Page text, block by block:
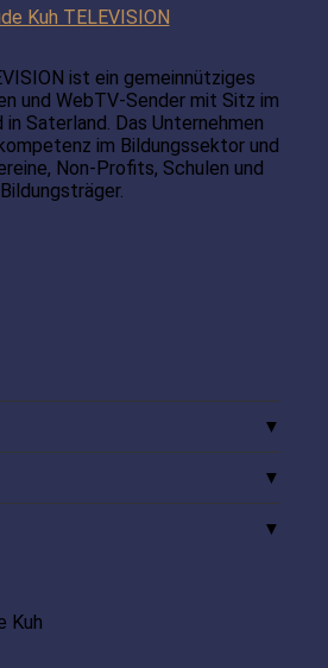
ist ein gemeinnütziges
und WebTV-Sender mit Sitz im
in Saterland. Das Unternehmen
im Bildungssektor und
Non-Profits, Schulen und
Bildungsträger.
Kuh